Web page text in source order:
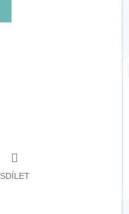
SDÍLET